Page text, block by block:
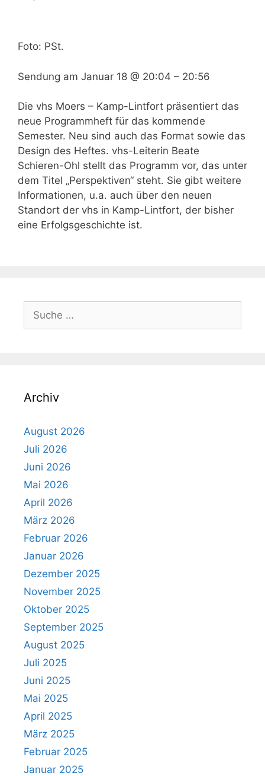
Foto: PSt.
Sendung am Januar 18 @ 20:04 – 20:56
Die vhs Moers – Kamp-Lintfort präsentiert das
neue Programmheft für das kommende
Semester. Neu sind auch das Format sowie das
Design des Heftes. vhs-Leiterin Beate
Schieren-Ohl stellt das Programm vor, das unter
dem Titel „Perspektiven“ steht. Sie gibt weitere
Informationen, u.a. auch über den neuen
Standort der vhs in Kamp-Lintfort, der bisher
eine Erfolgsgeschichte ist.
nach:
Archiv
August 2026
Juli 2026
Juni 2026
Mai 2026
April 2026
März 2026
Februar 2026
Januar 2026
Dezember 2025
November 2025
Oktober 2025
September 2025
August 2025
Juli 2025
Juni 2025
Mai 2025
April 2025
März 2025
Februar 2025
Januar 2025